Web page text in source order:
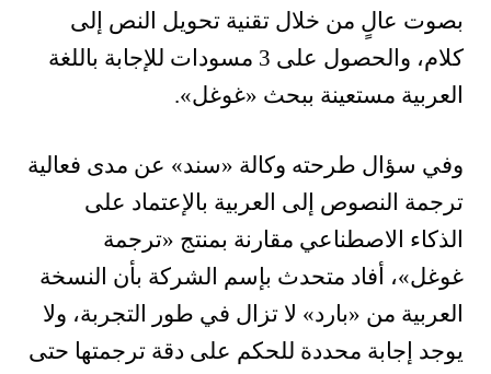
بصوت عالٍ من خلال تقنية تحويل النص إلى
كلام، والحصول على 3 مسودات للإجابة باللغة
العربية مستعينة ببحث «غوغل».
وفي سؤال طرحته وكالة «سند» عن مدى فعالية
ترجمة النصوص إلى العربية بالإعتماد على
الذكاء الاصطناعي مقارنة بمنتج «ترجمة
غوغل»، أفاد متحدث بإسم الشركة بأن النسخة
العربية من «بارد» لا تزال في طور التجربة، ولا
يوجد إجابة محددة للحكم على دقة ترجمتها حتى